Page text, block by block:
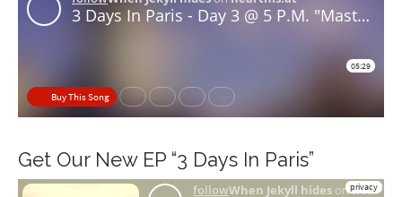
Get Our New EP “3 Days In Paris”